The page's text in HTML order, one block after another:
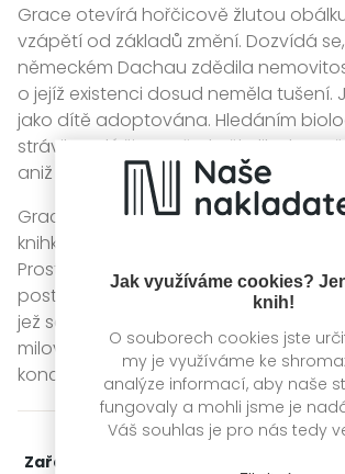
Jak využíváme cookies?
knih!
O souborech cookies jste
my je využíváme ke
analýze informací, aby naše
fungovaly a mohli jsme je
Váš souhlas je pro nás tedy
Grace otevírá hořčicově žlutou
vzápětí od základů změní. Dozvídá
německém Dachau zdědila
o jejíž existenci dosud neměla tušení.
jako dítě adoptována. Hledáním
strávila celý život, před několika lety
aniž by je poznala.
Grace odletí do Německa převzít
knihkupectví v dlážděné ulici plné
Prostřednictvím deníkových záznamů
postupně odkrývá životní příběh své
jež se nikdy nevzdávala naděje - ani
milovaný Hans roky trpěl za
koncentračního tábora Dachau.
Zařažení